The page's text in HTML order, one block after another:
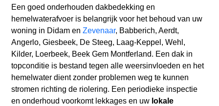
Een goed onderhouden dakbedekking en
hemelwaterafvoer is belangrijk voor het behoud van uw
woning in Didam en Zevenaar, Babberich, Aerdt,
Angerlo, Giesbeek, De Steeg, Laag-Keppel, Wehl,
Kilder, Loerbeek, Beek Gem Montferland. Een dak in
topconditie is bestand tegen alle weersinvloeden en het
hemelwater dient zonder problemen weg te kunnen
stromen richting de riolering. Een periodieke inspectie
en onderhoud voorkomt lekkages en uw lokale